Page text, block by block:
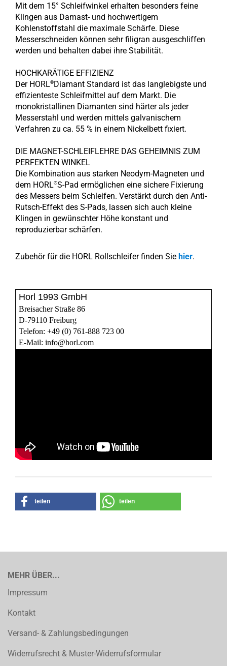
Mit dem 15° Schleifwinkel erhalten besonders feine
Klingen aus Damast- und hochwertigem
Kohlenstoffstahl die maximale Schärfe. Diese
Messerschneiden können sehr filigran ausgeschliffen
werden und behalten dabei ihre Stabilität.
HOCHKARÄTIGE EFFIZIENZ
Der HORL®Diamant Standard ist das langlebigste und
effizienteste Schleifmittel auf dem Markt. Die
monokristallinen Diamanten sind härter als jeder
Messerstahl und werden mittels galvanischem
Verfahren zu ca. 55 % in einem Nickelbett fixiert.
DIE MAGNET-SCHLEIFLEHRE DAS GEHEIMNIS ZUM
PERFEKTEN WINKEL
Die Kombination aus starken Neodym-Magneten und
dem HORL®S-Pad ermöglichen eine sichere Fixierung
des Messers beim Schleifen. Verstärkt durch den Anti-
Rutsch-Effekt des S-Pads, lassen sich auch kleine
Klingen in gewünschter Höhe konstant und
reproduzierbar schärfen.
Zubehör für die HORL Rollschleifer finden Sie hier.
Horl 1993 GmbH
Breisacher Straße 86
D-79110 Freiburg
Telefon: +49 (0) 761-888 723 00
E-Mail: info@horl.com
teilen teilen
MEHR ÜBER...
Impressum
Kontakt
Versand- & Zahlungsbedingungen
Widerrufsrecht & Muster-Widerrufsformular